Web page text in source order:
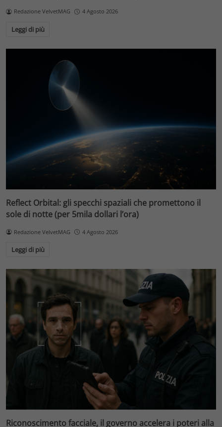
Redazione VelvetMAG 4 Agosto 2026
Leggi di più
Reflect Orbital: gli specchi spaziali che promettono il
sole di notte (per 5mila dollari l’ora)
Redazione VelvetMAG 4 Agosto 2026
Leggi di più
Riconoscimento facciale, il governo accelera i poteri alla